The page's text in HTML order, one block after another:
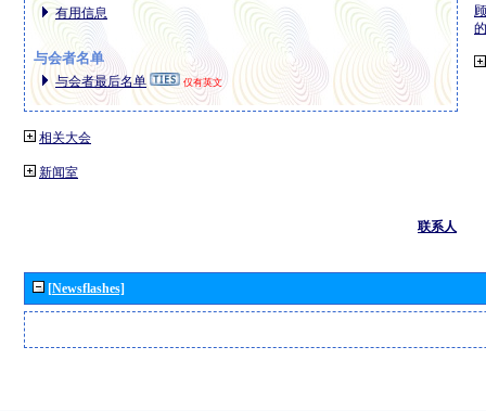
有用信息
与会者名单
与会者最后名单 仅有英文
相关大会
新闻室
联系人
[Newsflashes]